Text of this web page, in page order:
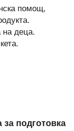
помощ,
на деца.
подготовка